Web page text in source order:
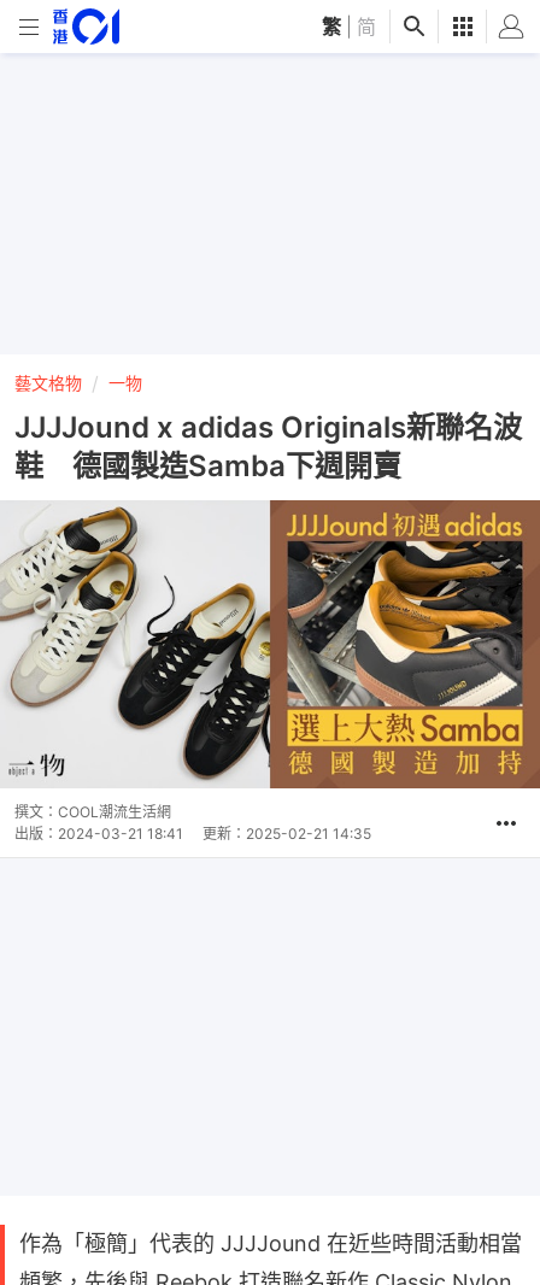
繁 简
藝文格物 一物
JJJJound x adidas Originals新聯名波
鞋 德國製造Samba下週開賣
撰文： COOL潮流生活網
出版： 2024-03-21 18:41 更新： 2025-02-21 14:35
作為「極簡」代表的 JJJJound 在近些時間活動相當